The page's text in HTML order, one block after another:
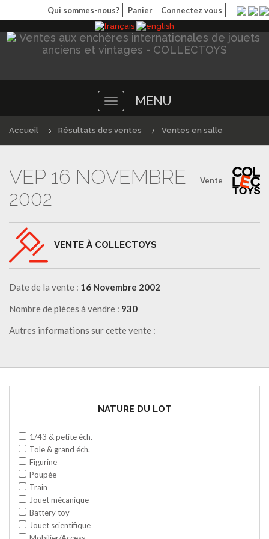
Qui sommes-nous? Panier Connectez vous
Toggle
navigation
MENU
Accueil Résultats des ventes Ventes en salle
Vente
VEP 16 NOVEMBRE
2002
VENTE À COLLECTOYS
Date de la vente : 16 Novembre 2002
Nombre de pièces à vendre : 930
Autres informations sur cette vente :
NATURE DU LOT
1/43 & petite éch.
Tole & grand éch.
Figurine
Poupée
Train
Jouet mécanique
Battery toy
Jouet scientifique